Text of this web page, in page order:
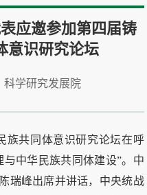
应邀参加第四届铸
意识研究论坛
学研究发展院
族共同体意识研究论坛在呼
中华民族共同体建设”。中
瑞峰出席并讲话，中央统战